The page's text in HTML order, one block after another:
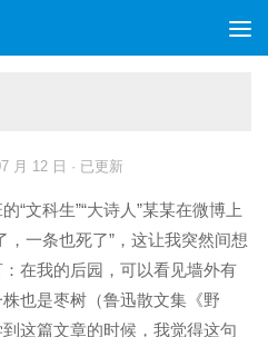
月 12 日 · 已更新
“文科生”“大诗人”某某在微博上
，一条也死了”，这让我突然间想
在我的后园，可以看见墙外有
也是枣树（鲁迅散文集《野
这篇文章的时候，我觉得这句